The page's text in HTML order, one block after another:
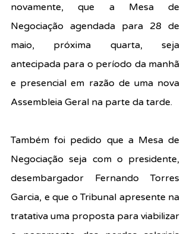
novamente, que a Mesa de
Negociação agendada para 28 de
maio, próxima quarta, seja
antecipada para o período da manhã
e presencial em razão de uma nova
Assembleia Geral na parte da tarde.
Também foi pedido que a Mesa de
Negociação seja com o presidente,
desembargador Fernando Torres
Garcia, e que o Tribunal apresente na
tratativa uma proposta para viabilizar